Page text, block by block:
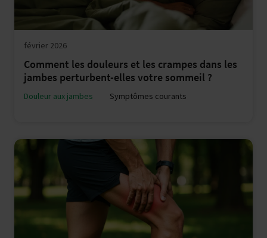
février 2026
Comment les douleurs et les crampes dans les
jambes perturbent-elles votre sommeil ?
Douleur aux jambes Symptômes courants